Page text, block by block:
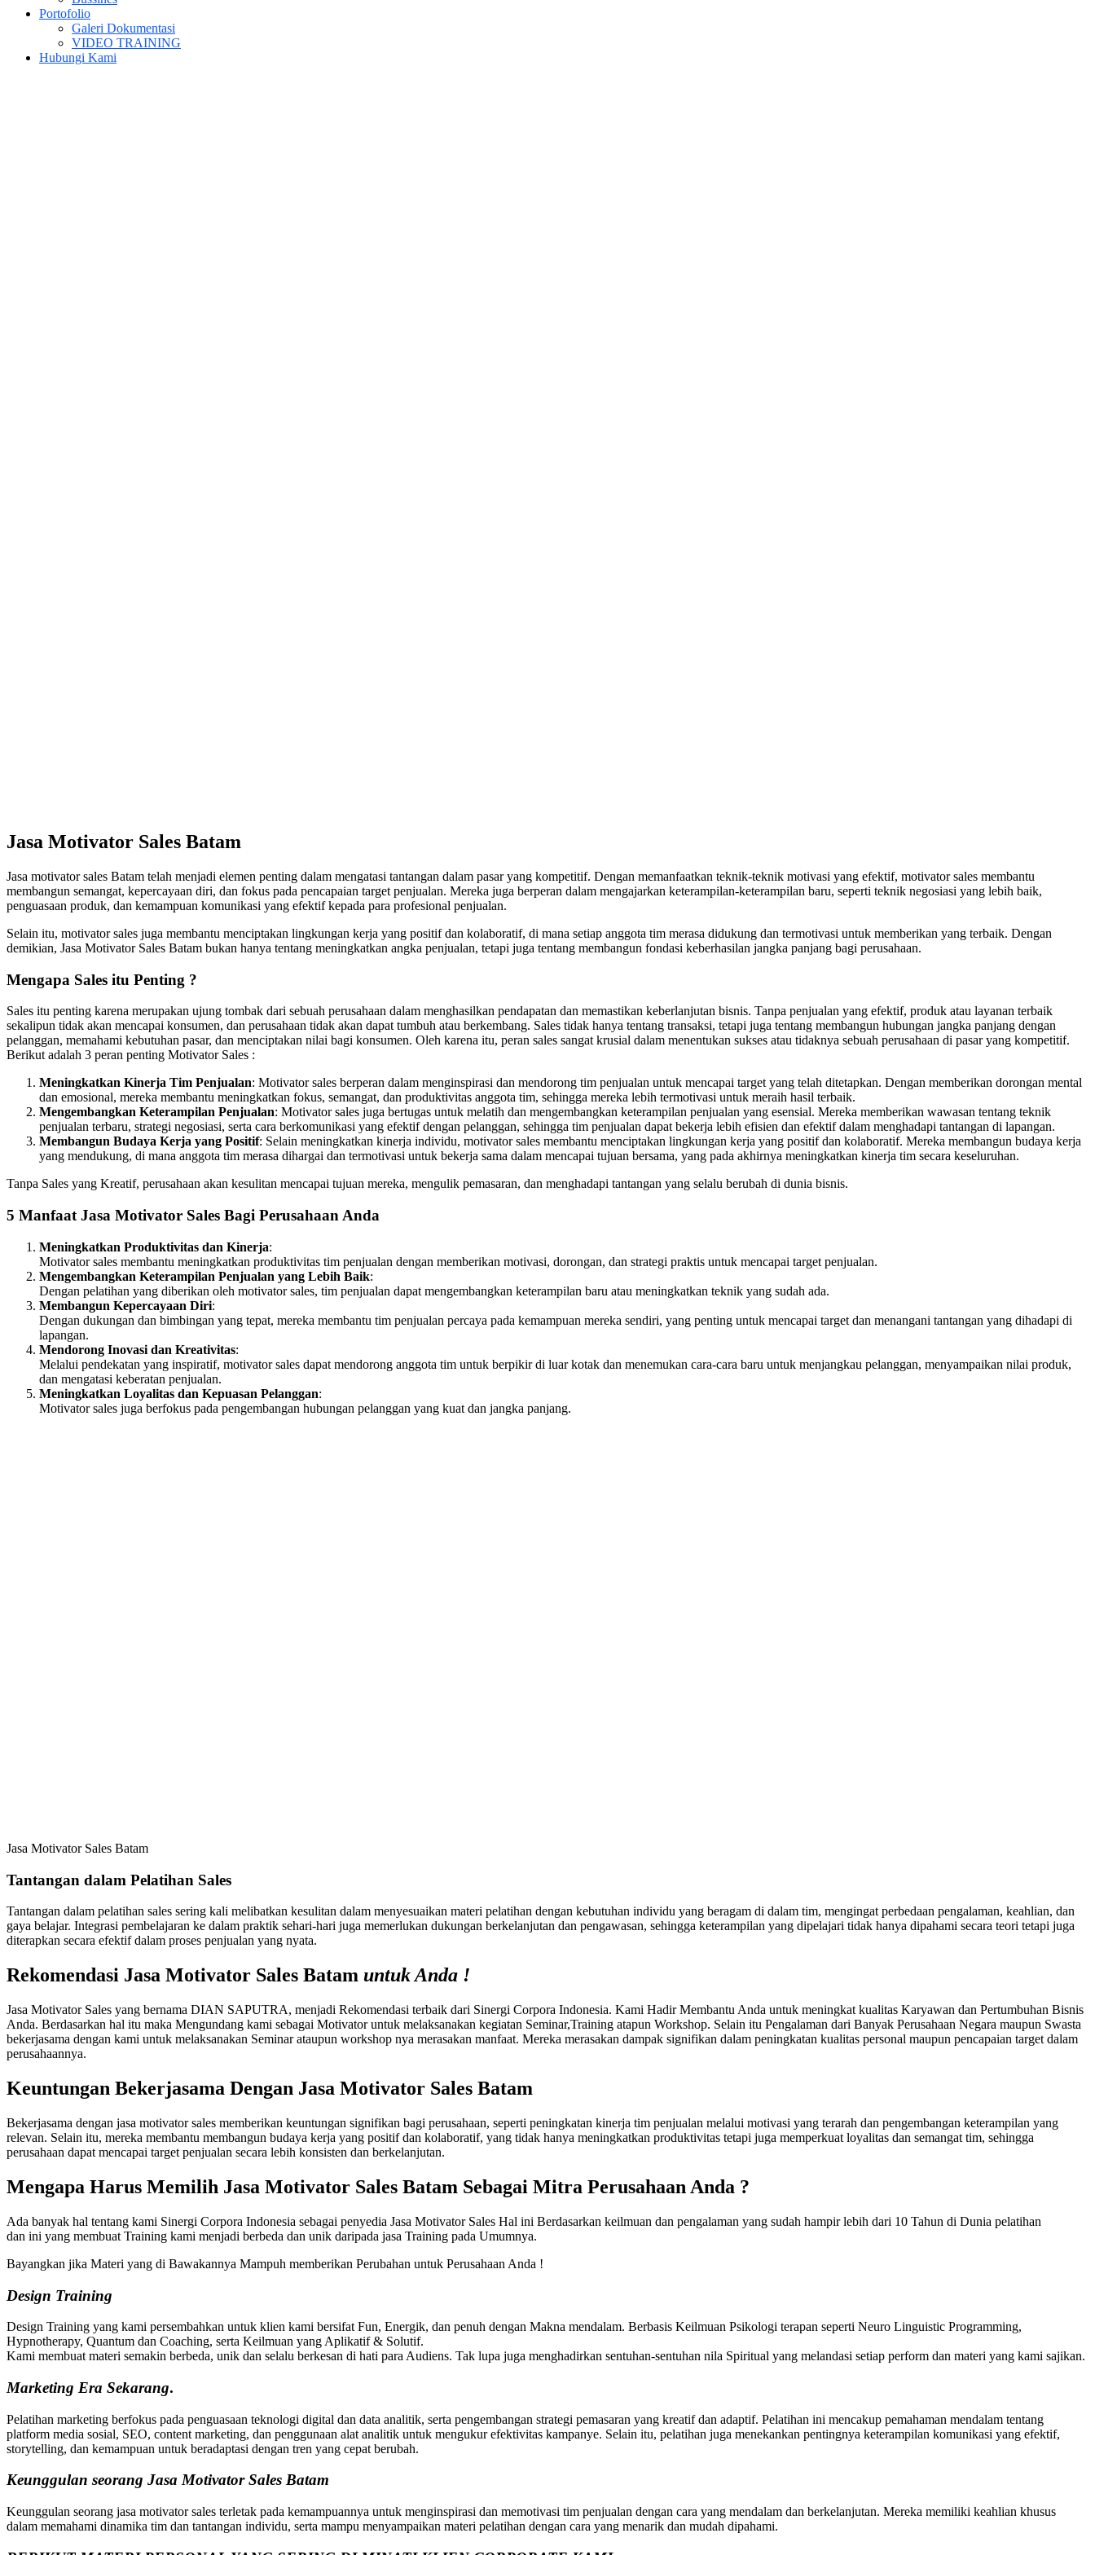
Portofolio
Galeri Dokumentasi
VIDEO TRAINING
Hubungi Kami
Jasa Motivator Sales Batam
Jasa motivator sales Batam telah menjadi elemen penting dalam mengatasi tantangan dalam pasar yang kompetitif. Dengan memanfaatkan teknik-teknik motivasi yang efektif, motivator sales membantu
membangun semangat, kepercayaan diri, dan fokus pada pencapaian target penjualan. Mereka juga berperan dalam mengajarkan keterampilan-keterampilan baru, seperti teknik negosiasi yang lebih baik,
penguasaan produk, dan kemampuan komunikasi yang efektif kepada para profesional penjualan.
Selain itu, motivator sales juga membantu menciptakan lingkungan kerja yang positif dan kolaboratif, di mana setiap anggota tim merasa didukung dan termotivasi untuk memberikan yang terbaik. Dengan
demikian, Jasa Motivator Sales Batam bukan hanya tentang meningkatkan angka penjualan, tetapi juga tentang membangun fondasi keberhasilan jangka panjang bagi perusahaan.
Mengapa Sales itu Penting ?
Sales itu penting karena merupakan ujung tombak dari sebuah perusahaan dalam menghasilkan pendapatan dan memastikan keberlanjutan bisnis. Tanpa penjualan yang efektif, produk atau layanan terbaik
sekalipun tidak akan mencapai konsumen, dan perusahaan tidak akan dapat tumbuh atau berkembang. Sales tidak hanya tentang transaksi, tetapi juga tentang membangun hubungan jangka panjang dengan
pelanggan, memahami kebutuhan pasar, dan menciptakan nilai bagi konsumen. Oleh karena itu, peran sales sangat krusial dalam menentukan sukses atau tidaknya sebuah perusahaan di pasar yang kompetitif.
Berikut adalah 3 peran penting Motivator Sales :
Meningkatkan Kinerja Tim Penjualan: Motivator sales berperan dalam menginspirasi dan mendorong tim penjualan untuk mencapai target yang telah ditetapkan. Dengan memberikan dorongan mental
dan emosional, mereka membantu meningkatkan fokus, semangat, dan produktivitas anggota tim, sehingga mereka lebih termotivasi untuk meraih hasil terbaik.
Mengembangkan Keterampilan Penjualan: Motivator sales juga bertugas untuk melatih dan mengembangkan keterampilan penjualan yang esensial. Mereka memberikan wawasan tentang teknik
penjualan terbaru, strategi negosiasi, serta cara berkomunikasi yang efektif dengan pelanggan, sehingga tim penjualan dapat bekerja lebih efisien dan efektif dalam menghadapi tantangan di lapangan.
Membangun Budaya Kerja yang Positif: Selain meningkatkan kinerja individu, motivator sales membantu menciptakan lingkungan kerja yang positif dan kolaboratif. Mereka membangun budaya kerja
yang mendukung, di mana anggota tim merasa dihargai dan termotivasi untuk bekerja sama dalam mencapai tujuan bersama, yang pada akhirnya meningkatkan kinerja tim secara keseluruhan.
Tanpa Sales yang Kreatif, perusahaan akan kesulitan mencapai tujuan mereka, mengulik pemasaran, dan menghadapi tantangan yang selalu berubah di dunia bisnis.
5 Manfaat Jasa Motivator Sales Bagi Perusahaan Anda
Meningkatkan Produktivitas dan Kinerja:
Motivator sales membantu meningkatkan produktivitas tim penjualan dengan memberikan motivasi, dorongan, dan strategi praktis untuk mencapai target penjualan.
Mengembangkan Keterampilan Penjualan yang Lebih Baik:
Dengan pelatihan yang diberikan oleh motivator sales, tim penjualan dapat mengembangkan keterampilan baru atau meningkatkan teknik yang sudah ada.
Membangun Kepercayaan Diri:
Dengan dukungan dan bimbingan yang tepat, mereka membantu tim penjualan percaya pada kemampuan mereka sendiri, yang penting untuk mencapai target dan menangani tantangan yang dihadapi di
lapangan.
Mendorong Inovasi dan Kreativitas:
Melalui pendekatan yang inspiratif, motivator sales dapat mendorong anggota tim untuk berpikir di luar kotak dan menemukan cara-cara baru untuk menjangkau pelanggan, menyampaikan nilai produk,
dan mengatasi keberatan penjualan.
Meningkatkan Loyalitas dan Kepuasan Pelanggan:
Motivator sales juga berfokus pada pengembangan hubungan pelanggan yang kuat dan jangka panjang.
Jasa Motivator Sales Batam
Tantangan dalam Pelatihan Sales
Tantangan dalam pelatihan sales sering kali melibatkan kesulitan dalam menyesuaikan materi pelatihan dengan kebutuhan individu yang beragam di dalam tim, mengingat perbedaan pengalaman, keahlian, dan
gaya belajar. Integrasi pembelajaran ke dalam praktik sehari-hari juga memerlukan dukungan berkelanjutan dan pengawasan, sehingga keterampilan yang dipelajari tidak hanya dipahami secara teori tetapi juga
diterapkan secara efektif dalam proses penjualan yang nyata.
Rekomendasi Jasa Motivator Sales Batam untuk Anda !
Jasa Motivator Sales yang bernama DIAN SAPUTRA, menjadi Rekomendasi terbaik dari Sinergi Corpora Indonesia. Kami Hadir Membantu Anda untuk meningkat kualitas Karyawan dan Pertumbuhan Bisnis
Anda. Berdasarkan hal itu maka Mengundang kami sebagai Motivator untuk melaksanakan kegiatan Seminar,Training atapun Workshop. Selain itu Pengalaman dari Banyak Perusahaan Negara maupun Swasta
bekerjasama dengan kami untuk melaksanakan Seminar ataupun workshop nya merasakan manfaat. Mereka merasakan dampak signifikan dalam peningkatan kualitas personal maupun pencapaian target dalam
perusahaannya.
Keuntungan Bekerjasama Dengan Jasa Motivator Sales Batam
Bekerjasama dengan jasa motivator sales memberikan keuntungan signifikan bagi perusahaan, seperti peningkatan kinerja tim penjualan melalui motivasi yang terarah dan pengembangan keterampilan yang
relevan. Selain itu, mereka membantu membangun budaya kerja yang positif dan kolaboratif, yang tidak hanya meningkatkan produktivitas tetapi juga memperkuat loyalitas dan semangat tim, sehingga
perusahaan dapat mencapai target penjualan secara lebih konsisten dan berkelanjutan.
Mengapa Harus Memilih Jasa Motivator Sales Batam Sebagai Mitra Perusahaan Anda ?
Ada banyak hal tentang kami Sinergi Corpora Indonesia sebagai penyedia Jasa Motivator Sales Hal ini Berdasarkan keilmuan dan pengalaman yang sudah hampir lebih dari 10 Tahun di Dunia pelatihan
dan ini yang membuat Training kami menjadi berbeda dan unik daripada jasa Training pada Umumnya.
Bayangkan jika Materi yang di Bawakannya Mampuh memberikan Perubahan untuk Perusahaan Anda !
Design Training
Design Training yang kami persembahkan untuk klien kami bersifat Fun, Energik, dan penuh dengan Makna mendalam. Berbasis Keilmuan Psikologi terapan seperti Neuro Linguistic Programming,
Hypnotherapy, Quantum dan Coaching, serta Keilmuan yang Aplikatif & Solutif.
Kami membuat materi semakin berbeda, unik dan selalu berkesan di hati para Audiens. Tak lupa juga menghadirkan sentuhan-sentuhan nila Spiritual yang melandasi setiap perform dan materi yang kami sajikan.
Marketing Era Sekarang.
Pelatihan marketing berfokus pada penguasaan teknologi digital dan data analitik, serta pengembangan strategi pemasaran yang kreatif dan adaptif. Pelatihan ini mencakup pemahaman mendalam tentang
platform media sosial, SEO, content marketing, dan penggunaan alat analitik untuk mengukur efektivitas kampanye. Selain itu, pelatihan juga menekankan pentingnya keterampilan komunikasi yang efektif,
storytelling, dan kemampuan untuk beradaptasi dengan tren yang cepat berubah.
Keunggulan seorang Jasa Motivator Sales Batam
Keunggulan seorang jasa motivator sales terletak pada kemampuannya untuk menginspirasi dan memotivasi tim penjualan dengan cara yang mendalam dan berkelanjutan. Mereka memiliki keahlian khusus
dalam memahami dinamika tim dan tantangan individu, serta mampu menyampaikan materi pelatihan dengan cara yang menarik dan mudah dipahami.